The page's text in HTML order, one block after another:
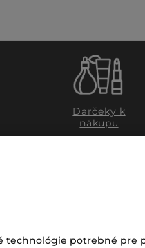
Darčeky k
nákupu
technológie potrebné pre